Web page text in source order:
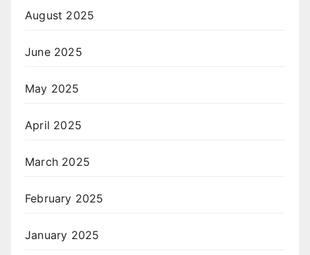
August 2025
June 2025
May 2025
April 2025
March 2025
February 2025
January 2025